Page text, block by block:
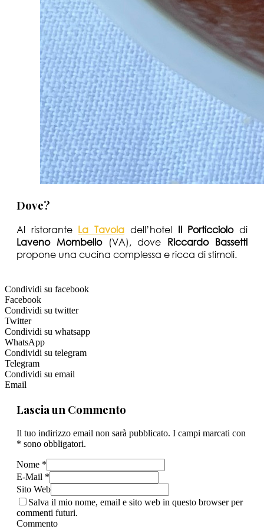
Dove?
Al ristorante La Tavola dell’hotel Il Porticciolodi
Laveno Mombello(VA), dove Riccardo Bassetti
propone una cucina complessa e ricca di stimoli.
Condividi su facebook
Facebook
Condividi su twitter
Twitter
Condividi su whatsapp
WhatsApp
Condividi su telegram
Telegram
Condividi su email
Email
Lascia un Commento
Il tuo indirizzo email non sarà pubblicato. I campi marcati con
* sono obbligatori.
Nome *
E-Mail *
Sito Web
Salva il mio nome, email e sito web in questo browser per
commenti futuri.
Commento